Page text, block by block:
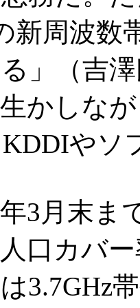
新周波数
」（吉
かしな
やソ
3月末ま
口カバ
3.7GHz